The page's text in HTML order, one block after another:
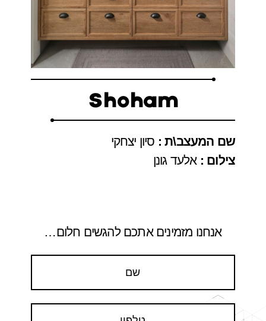
Shoham
שם המעצב\ת : סיון יצחקי
צילום : אלעד גונן
אנחנו מזמינים אתכם להגשים חלום…